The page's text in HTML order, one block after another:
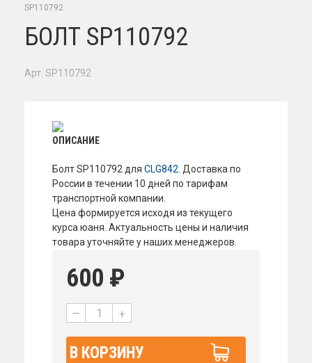
SP110792
БОЛТ SP110792
Арт. SP110792
ОПИСАНИЕ
Болт SP110792 для CLG842 . Доставка по
России в течении 10 дней по тарифам
транспортной компании.
Цена формируется исходя из текущего
курса юаня. Актуальность цены и наличия
товара уточняйте у наших менеджеров.
600 ₽
— +
В КОРЗИНУ